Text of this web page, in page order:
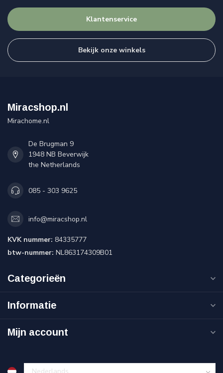
Klantenservice
Bekijk onze winkels
Miracshop.nl
Mirachome.nl
De Brugman 9
1948 NB Beverwijk
the Netherlands
085 - 303 9625
info@miracshop.nl
KVK nummer: 84335777
btw-nummer: NL863174309B01
Categorieën
Informatie
Mijn account